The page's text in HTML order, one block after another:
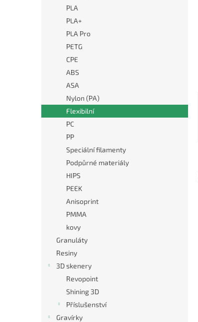
PLA
PLA+
PLA Pro
PETG
CPE
ABS
ASA
Nylon (PA)
Flexibilní
PC
PP
Speciální filamenty
Podpůrné materiály
HIPS
PEEK
Anisoprint
PMMA
kovy
Granuláty
Resiny
3D skenery
Revopoint
Shining 3D
Příslušenství
Gravírky